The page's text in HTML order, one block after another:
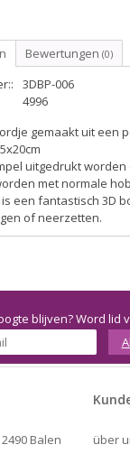
Bewertungen (0)
3DBP-006
4996
gemaakt uit een
uitgedrukt
met normale
een fantastisch 3D
of neerzetten.
blijven? Word lid
Balen
über